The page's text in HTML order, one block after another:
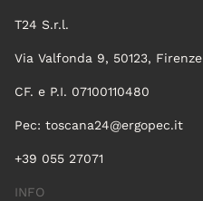
T24 S.r.l.
Via Valfonda 9, 50123, Firenze
CF. e P.I. 07100110480
Pec: toscana24@ergopec.it
+39 055 27071
INFO